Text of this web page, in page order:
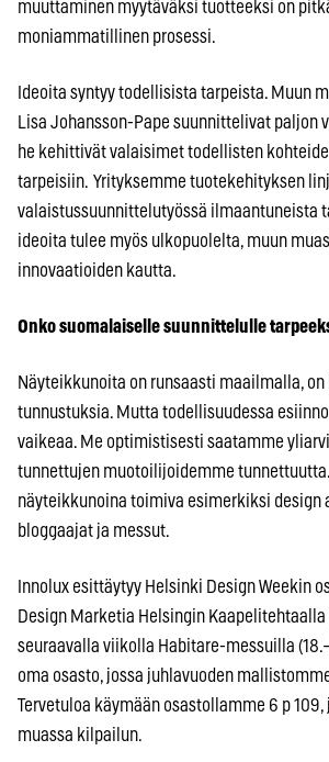
muuttaminen myytäväksi tuotteeksi on
moniammatillinen prosessi.
Ideoita syntyy todellisista tarpeista. Muun
Lisa Johansson-Pape suunnittelivat paljon
he kehittivät valaisimet todellisten
tarpeisiin. Yrityksemme tuotekehityksen
valaistussuunnittelutyössä ilmaantuneista
ideoita tulee myös ulkopuolelta, muun
innovaatioiden kautta.
Onko suomalaiselle suunnittelulle
Näyteikkunoita on runsaasti maailmalla,
tunnustuksia. Mutta todellisuudessa
vaikeaa. Me optimistisesti saatamme
tunnettujen muotoilijoidemme
näyteikkunoina toimiva esimerkiksi design
bloggaajat ja messut.
Innolux esittäytyy Helsinki Design Weekin
Design Marketia Helsingin Kaapelitehtaalla
seuraavalla viikolla Habitare-messuilla
oma osasto, jossa juhlavuoden
Tervetuloa käymään osastollamme 6 p
muassa kilpailun.